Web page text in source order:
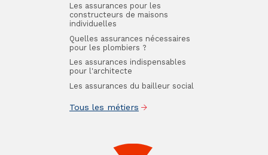
Les assurances pour les
constructeurs de maisons
individuelles
Quelles assurances nécessaires
pour les plombiers ?
Les assurances indispensables
pour l'architecte
Les assurances du bailleur social
Tous les métiers